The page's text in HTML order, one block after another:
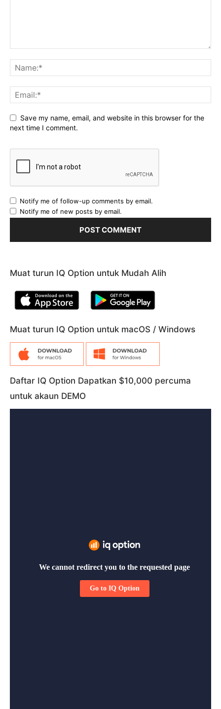
Save my name, email, and website in this browser for the
next time I comment.
Notify me of follow-up comments by email.
Notify me of new posts by email.
Muat turun IQ Option untuk Mudah Alih
Muat turun IQ Option untuk macOS / Windows
Daftar IQ Option Dapatkan $10,000 percuma
untuk akaun DEMO